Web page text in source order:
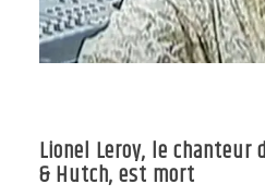
Lionel Leroy, le chanteur
& Hutch, est mort